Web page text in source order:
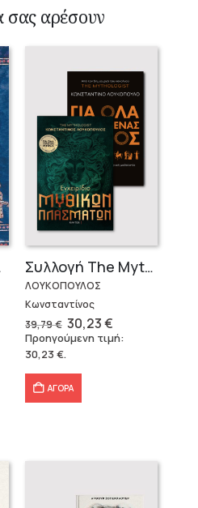
σας αρέσουν
Συλλογή The Mythologist (2 βιβλία)
ΛΟΥΚΟΠΟΥΛΟΣ
Κωνσταντίνος
39,79€ Original
price
was:
39,79 €.
30,23€Η
τρέχουσα
τιμή
Προηγούμενη τιμή:
30,23€.
ΑΓΟΡΑ